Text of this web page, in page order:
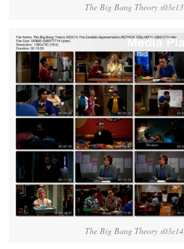
The Big Bang Theory s03e13
The Big Bang Theory s03e14